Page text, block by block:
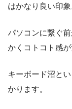
はかなり良い印象
パソコンに繋ぐ
かくコトコト感が
キーボード沼と
かります。